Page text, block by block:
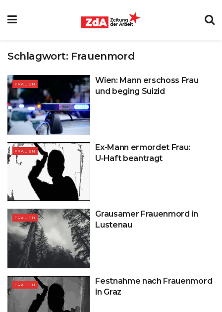
Schlagwort: Frauenmord
FRAUEN
Wien: Mann erschoss Frau
und beging Suizid
FRAUEN
Ex-Mann ermordet Frau:
U‑Haft beantragt
FRAUEN
Grausamer Frauenmord in
Lustenau
FRAUEN
Festnahme nach Frauenmord
in Graz